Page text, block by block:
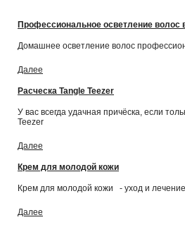
Профессиональное осветление волос
Домашнее осветление волос
Далее
Расческа Tangle Teezer
У вас всегда удачная причёска, если
Teezer
Далее
Крем для молодой кожи
Крем для молодой кожи - уход и лечение
Далее